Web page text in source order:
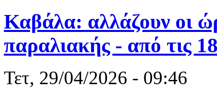
Καβάλα: αλλάζουν οι
παραλιακής - από τις
Τετ, 29/04/2026 - 09:46